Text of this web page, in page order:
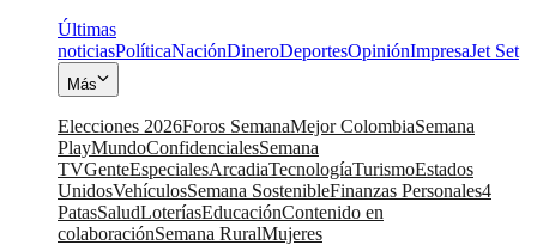
Últimas
noticiasPolíticaNaciónDineroDeportesOpiniónImpresaJet Set
Más
Elecciones 2026Foros SemanaMejor ColombiaSemana
PlayMundoConfidencialesSemana
TVGenteEspecialesArcadiaTecnologíaTurismoEstados
UnidosVehículosSemana SostenibleFinanzas Personales4
PatasSaludLoteríasEducaciónContenido en
colaboraciónSemana RuralMujeres